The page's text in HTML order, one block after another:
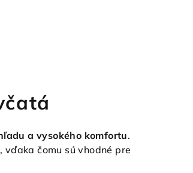
a vysokého komfortu.
vďaka čomu sú vhodné pre